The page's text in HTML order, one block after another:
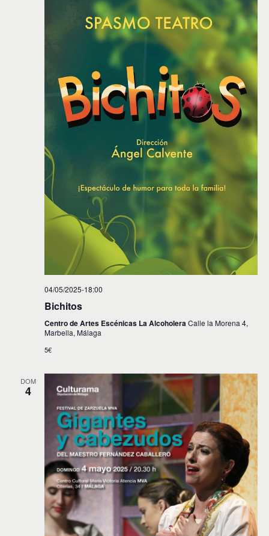
04/05/2025-18:00
Bichitos
Centro de Artes Escénicas La AlcoholeraCalle la Morena 4,
Marbella, Málaga
5€
DOM
4